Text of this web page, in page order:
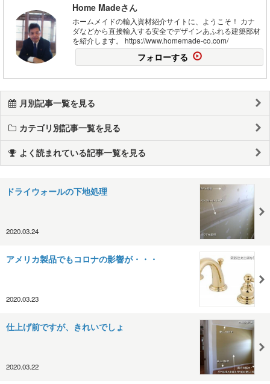
Home Madeさん
ホームメイドの輸入資材紹介サイトに、ようこそ！ カナ
ダなどから直接輸入する安全でデザインあふれる建築部材
を紹介します。 https://www.homemade-co.com/
フォローする
月別記事一覧を見る
カテゴリ別記事一覧を見る
よく読まれている記事一覧を見る
ドライウォールの下地処理
2020.03.24
アメリカ製品でもコロナの影響が・・・
2020.03.23
仕上げ前ですが、きれいでしょ
2020.03.22